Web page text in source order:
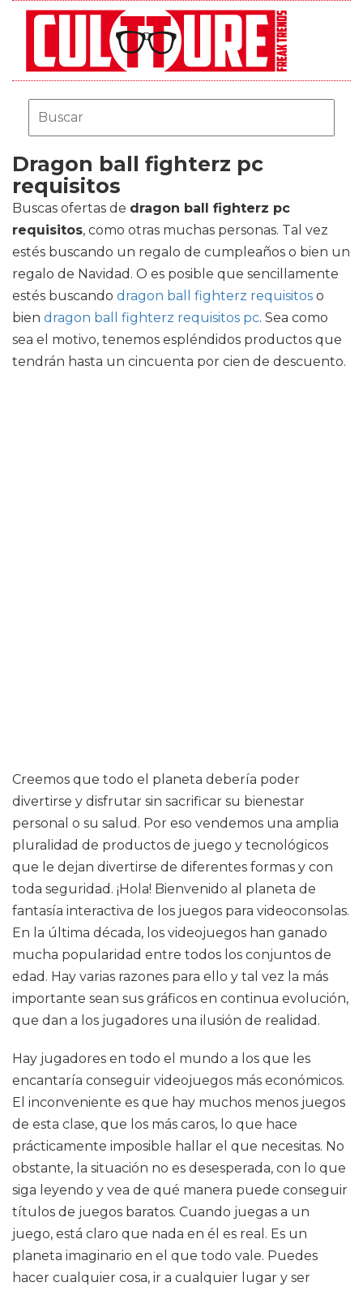
Dragon ball fighterz pc
requisitos
Buscas ofertas de dragon ball fighterz pc
requisitos, como otras muchas personas. Tal vez
estés buscando un regalo de cumpleaños o bien un
regalo de Navidad. O es posible que sencillamente
estés buscando dragon ball fighterz requisitos o
bien dragon ball fighterz requisitos pc. Sea como
sea el motivo, tenemos espléndidos productos que
tendrán hasta un cincuenta por cien de descuento.
Creemos que todo el planeta debería poder
divertirse y disfrutar sin sacrificar su bienestar
personal o su salud. Por eso vendemos una amplia
pluralidad de productos de juego y tecnológicos
que le dejan divertirse de diferentes formas y con
toda seguridad. ¡Hola! Bienvenido al planeta de
fantasía interactiva de los juegos para videoconsolas.
En la última década, los videojuegos han ganado
mucha popularidad entre todos los conjuntos de
edad. Hay varias razones para ello y tal vez la más
importante sean sus gráficos en continua evolución,
que dan a los jugadores una ilusión de realidad.
Hay jugadores en todo el mundo a los que les
encantaría conseguir videojuegos más económicos.
El inconveniente es que hay muchos menos juegos
de esta clase, que los más caros, lo que hace
prácticamente imposible hallar el que necesitas. No
obstante, la situación no es desesperada, con lo que
siga leyendo y vea de qué manera puede conseguir
títulos de juegos baratos. Cuando juegas a un
juego, está claro que nada en él es real. Es un
planeta imaginario en el que todo vale. Puedes
hacer cualquier cosa, ir a cualquier lugar y ser